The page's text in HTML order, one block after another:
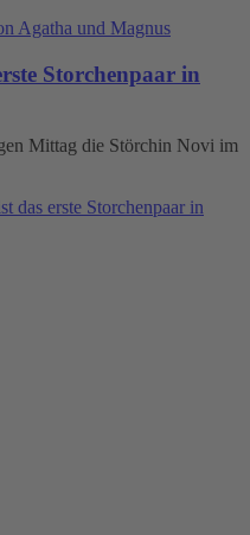
Agatha und Magnus
Storchenpaar in
Mittag die Störchin Novi im
das erste Storchenpaar in